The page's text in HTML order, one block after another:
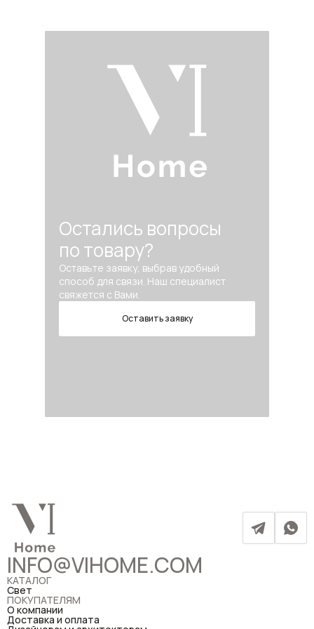
Остались вопросы
по товару?
Оставьте заявку, выбрав удобный
способ для связи. Наш специалист
свяжется с Вами.
Оставить заявку
INFO@VIHOME.COM
КАТАЛОГ
Свет
ПОКУПАТЕЛЯМ
О компании
Доставка и оплата